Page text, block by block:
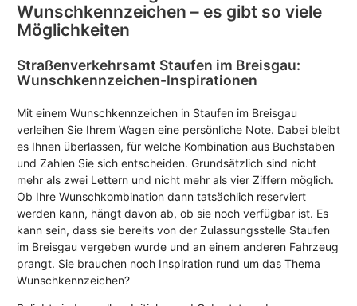
Wunschkennzeichen – es gibt so viele
Möglichkeiten
Straßenverkehrsamt Staufen im Breisgau:
Wunschkennzeichen-Inspirationen
Mit einem Wunschkennzeichen in Staufen im Breisgau
verleihen Sie Ihrem Wagen eine persönliche Note. Dabei bleibt
es Ihnen überlassen, für welche Kombination aus Buchstaben
und Zahlen Sie sich entscheiden. Grundsätzlich sind nicht
mehr als zwei Lettern und nicht mehr als vier Ziffern möglich.
Ob Ihre Wunschkombination dann tatsächlich reserviert
werden kann, hängt davon ab, ob sie noch verfügbar ist. Es
kann sein, dass sie bereits von der Zulassungsstelle Staufen
im Breisgau vergeben wurde und an einem anderen Fahrzeug
prangt. Sie brauchen noch Inspiration rund um das Thema
Wunschkennzeichen?